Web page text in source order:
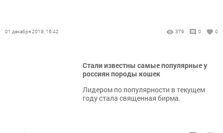
01 декабря 2018, 16:42 379 0 0
Стали известны самые популярные у
россиян породы кошек
Лидером по популярности в текущем
году стала священная бирма.